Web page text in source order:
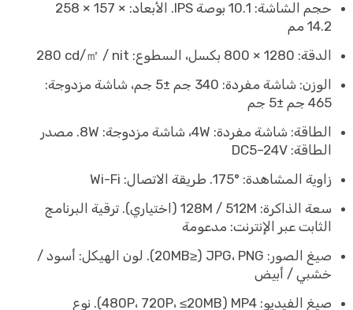
حجم الشاشة: 10.1 بوصة IPS. الأبعاد: ‎258 × 157 ×
14.2‎ مم
الدقة: ‎800 × 1280‎ بكسل، السطوع: ‎280 cd/㎡ / nit
الوزن: شاشة مفردة: ‎340‎ جم ±5 جم، شاشة مزدوجة:
‎465‎ جم ±5 جم
الطاقة: شاشة مفردة: ‎4W‎، شاشة مزدوجة: ‎8W‎. مصدر
الطاقة: ‎DC5–24V
زاوية المشاهدة: ‎175°‎. طريقة الاتصال: Wi-Fi
سعة الذاكرة: ‎128M / 512M‎ (اختياري). ترقية البرنامج
الثابت عبر الإنترنت: مدعومة
صيغ الصور: JPG، PNG ‏(≤20MB). لون الهيكل: أسود /
خشبي / أبيض
صيغ الفيديو: MP4 ‏(480P، 720P، ≤20MB). نوع